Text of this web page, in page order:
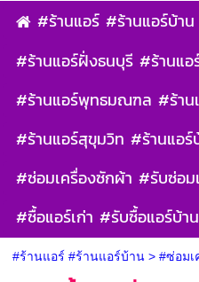
#ร้านแอร์ #ร้านแอร์บ้าน
#ร้านแอร์ฝั่งธนบุรี #ร้านแอ
#ร้านแอร์พุทธมณฑล #ร้า
#ร้านแอร์สุขุมวิท #ร้านแอร์
#ซ่อมเครื่องซักผ้า #รับซ่อม
#ซื้อแอร์เก่า #รับซื้อแอร์บ้าน
#ร้านแอร์ #ร้านแอร์บ้าน> #ซ่อมเ